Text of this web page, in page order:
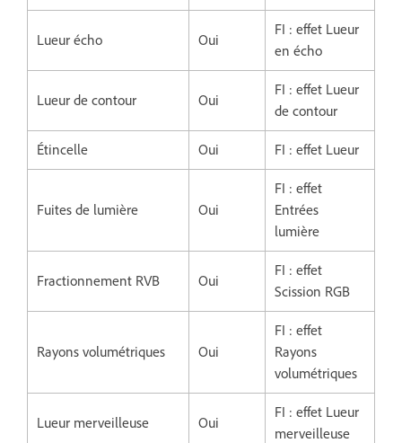
Lueur écho Oui
FI : effet Lueur
en écho
Lueur de contour Oui
FI : effet Lueur
de contour
Étincelle Oui FI : effet Lueur
Fuites de lumière Oui
FI : effet
Entrées
lumière
Fractionnement RVB Oui
FI : effet
Scission RGB
Rayons volumétriques Oui
FI : effet
Rayons
volumétriques
Lueur merveilleuse Oui
FI : effet Lueur
merveilleuse